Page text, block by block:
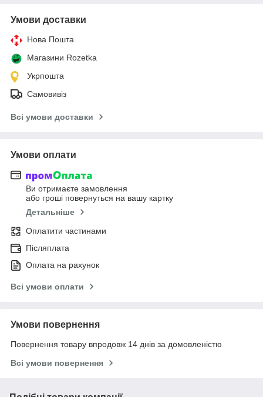
Умови доставки
Нова Пошта
Магазини Rozetka
Укрпошта
Самовивіз
Всі умови доставки
Умови оплати
Ви отримаєте замовлення
або гроші повернуться на вашу картку
Детальніше
Оплатити частинами
Післяплата
Оплата на рахунок
Всі умови оплати
Умови повернення
Повернення товару впродовж 14 днів за домовленістю
Всі умови повернення